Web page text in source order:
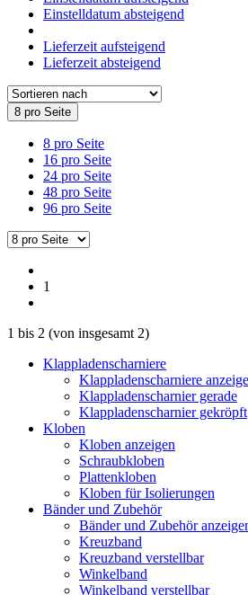
Einstelldatum absteigend
Lieferzeit aufsteigend
Lieferzeit absteigend
8 pro Seite
8 pro Seite
16 pro Seite
24 pro Seite
48 pro Seite
96 pro Seite
1
1 bis 2 (von insgesamt 2)
Klappladenscharniere
Klappladenscharniere
Klappladenscharnier gerade
Klappladenscharnier gekröpft
Kloben
Kloben anzeigen
Schraubkloben
Plattenkloben
Kloben für Isolierungen
Bänder und Zubehör
Bänder und Zubehör
Kreuzband
Kreuzband verstellbar
Winkelband
Winkelband verstellbar